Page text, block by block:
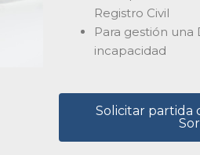
Registro Civil
Para gestión una
incapacidad
Solicitar partida